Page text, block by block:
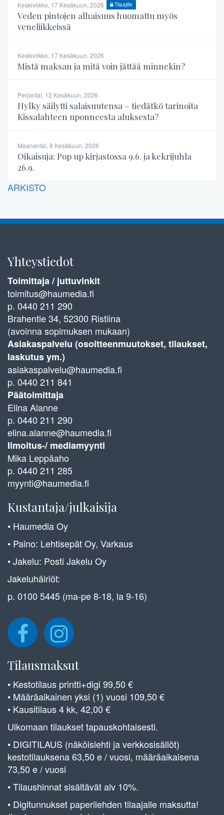
Keskiviikko, 17 Kesäkuun, 2026 Tilaajille
Veden pintojen alhaisuus huomattu myös
veneliikkeissä
Keskiviikko, 17 Kesäkuun, 2026
Mistä maksan ja mitä voin jättää minnekin?
Perjantai, 12 Kesäkuun, 2026
Hylky säilytti salaisuutensa – tiedätkö tarinoita
Kissalahteen uponneesta aluksesta?
Maanantai, 8 Kesäkuun, 2026
Oikaisuja: Pop up kirjastossa 9.6. ja kekrijuhla
26.9.
ARKISTO
Yhteystiedot
Toimittaja / juttuvinkit
toimitus@haumedia.fi
p. 0440 211 290
Brahentie 34, 52300 Ristiina
(avoinna sopimuksen mukaan)
Asiakaspalvelu (osoitteenmuutokset, tilaukset,
laskutus ym.)
asiakaspalvelu@haumedia.fi
p. 0440 211 841
Päätoimittaja
Elina Alanne
p. 0440 211 290
elina.alanne@haumedia.fi
Ilmoitus-/ mediamyynti
Mika Leppäaho
p. 0440 211 285
myynti@haumedia.fi
Kustantaja/julkaisija
• Haumedia Oy
• Paino: Lehtisepät Oy, Varkaus
• Jakelu: Posti Jakelu Oy
Jakeluhäiriöt:
p. 0100 5445 (ma-pe 8-18, la 9-16)
Tilausmaksut
• Kestotilaus printti+digi 99,50 €
• Määräaikainen yksi (1) vuosi 109,50 €
• Kausitilaus 4 kk, 42,00 €
Ulkomaan tilaukset tapauskohtaisesti.
• DIGITILAUS (näköislehti ja verkkosisällöt)
kestotilauksena 63,50 e / vuosi, määräaikaisena
73,50 e / vuosi
• Tilaushinnat sisältävät alv 10%.
• Digitunnukset paperilehden tilaajalle maksutta!